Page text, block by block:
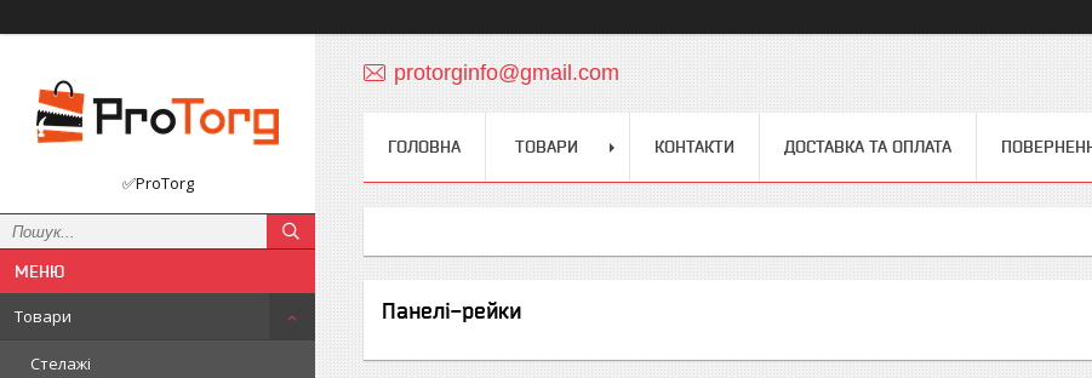
✅ProTorg
Товари
Стелажі
protorginfo@gmail.com
ГОЛОВНА ТОВАРИ КОНТАКТИ ДОСТАВКА ТА ОПЛАТА
Панелі-рейки